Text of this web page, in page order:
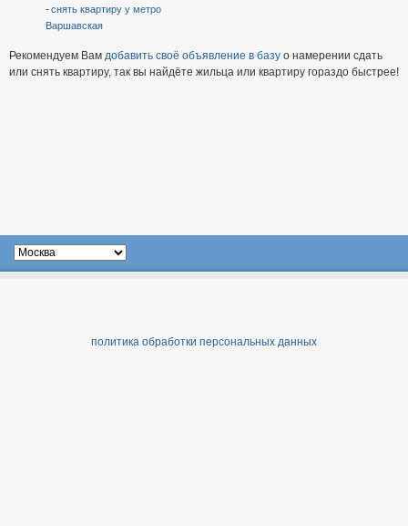
снять квартиру у метро
Варшавская
Рекомендуем Вам добавить своё объявление в базу о намерении сдать
или снять квартиру, так вы найдёте жильца или квартиру гораздо быстрее!
политика обработки персональных данных